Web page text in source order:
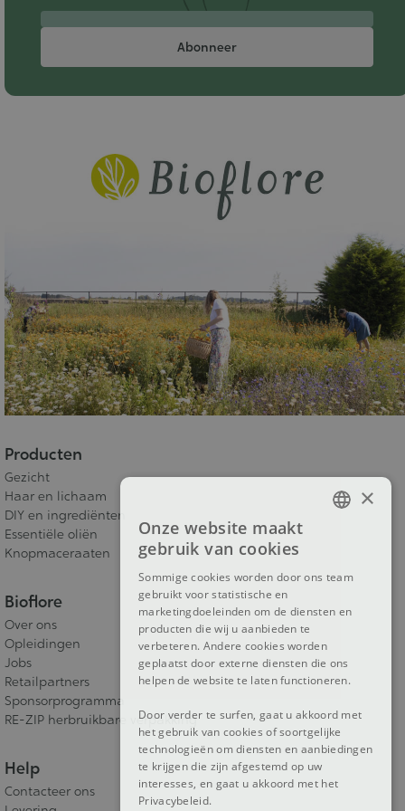
Producten
Gezicht
Haar en lichaam
DIY en ingrediënten
Essentiële oliën
Knopmaceraaten
Bioflore
Over ons
Opleidingen
Jobs
Retailpartners
Sponsorprogramma
RE-ZIP herbruikbare verpakking
Help
Contacteer ons
Abonneer
×
Onze website maakt
gebruik van cookies
Sommige cookies worden door ons team
gebruikt voor statistische en
marketingdoeleinden om de diensten en
producten die wij u aanbieden te
verbeteren. Andere cookies worden
geplaatst door externe diensten die ons
helpen de website te laten functioneren.
Door verder te surfen, gaat u akkoord met
het gebruik van cookies of soortgelijke
technologieën om diensten en aanbiedingen
te krijgen die zijn afgestemd op uw
interesses, en gaat u akkoord met het
Privacybeleid.